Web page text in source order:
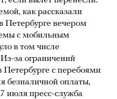
как рассказали
Петербурге вечером
с мобильным
в том числе
за ограничений
Петербурге с перебоями
безналичной оплаты,
июля пресс-служба